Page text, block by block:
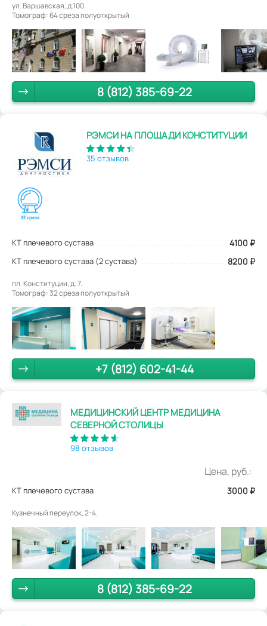
ул. Варшавская, д.100.
Томограф: 64 среза полуоткрытый
8 (812) 385-69-22
РЭМСИ НА ПЛОЩАДИ КОНСТИТУЦИИ
35 отзывов
КТ плечевого сустава 4100 ₽
КТ плечевого сустава (2 сустава) 8200 ₽
пл. Конституции, д. 7.
Томограф: 32 среза полуоткрытый
+7 (812) 602-41-44
МЕДИЦИНСКИЙ ЦЕНТР МЕДИЦИНА
СЕВЕРНОЙ СТОЛИЦЫ
98 отзывов
Цена, руб.:
КТ плечевого сустава 3000 ₽
Кузнечный переулок, 2-4.
8 (812) 385-69-22